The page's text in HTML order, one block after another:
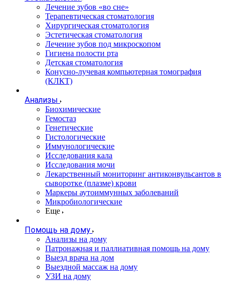
Лечение зубов «во сне»
Терапевтическая стоматология
Хирургическая стоматология
Эстетическая стоматология
Лечение зубов под микроскопом
Гигиена полости рта
Детская стоматология
Конусно-лучевая компьютерная томография
(КЛКТ)
Анализы
Биохимические
Гемостаз
Генетические
Гистологические
Иммунологические
Исследования кала
Исследования мочи
Лекарственный мониторинг антиконвульсантов в
сыворотке (плазме) крови
Маркеры аутоиммунных заболеваний
Микробиологические
Еще
Помощь на дому
Анализы на дому
Патронажная и паллиативная помощь на дому
Выезд врача на дом
Выездной массаж на дому
УЗИ на дому